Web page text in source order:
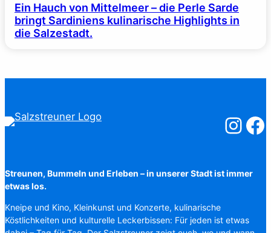
Ein Hauch von Mittelmeer – die Perle Sarde
bringt Sardiniens kulinarische Highlights in
die Salzestadt.
Streunen, Bummeln und Erleben – in unserer Stadt ist immer
etwas los.
Kneipe und Kino, Kleinkunst und Konzerte, kulinarische
Köstlichkeiten und kulturelle Leckerbissen: Für jeden ist etwas